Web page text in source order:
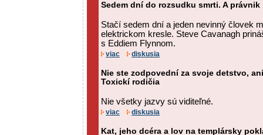
Sedem dní do rozsudku smrti. A
Stačí sedem dní a jeden nevinný človek
elektrickom kresle. Steve Cavanagh
s Eddiem Flynnom.
viac diskusia
Nie ste zodpovední za svoje detstvo,
Toxickí rodičia
Nie všetky jazvy sú viditeľné.
viac diskusia
Kat, jeho dcéra a lov na templársky